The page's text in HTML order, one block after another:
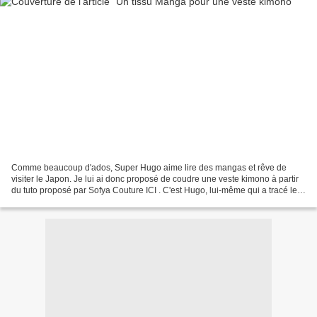
Comme beaucoup d'ados, Super Hugo aime lire des mangas et rêve de
visiter le Japon. Je lui ai donc proposé de coudre une veste kimono à partir
du tuto proposé par Sofya Couture ICI . C'est Hugo, lui-même qui a tracé le